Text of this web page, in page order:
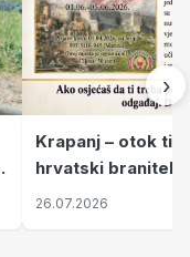
Krapanj – otok
hrvatski branitelji
pronalaze mir
26.07.2026
›